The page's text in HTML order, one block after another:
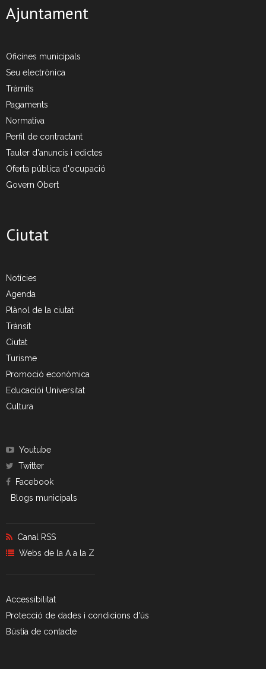
Ajuntament
Oficines municipals
Seu electrònica
Tràmits
Pagaments
Normativa
Perfil de contractant
Tauler d'anuncis i edictes
Oferta pública d'ocupació
Govern Obert
Ciutat
Notícies
Agenda
Plànol de la ciutat
Trànsit
Ciutat
Turisme
Promoció econòmica
Educaciói Universitat
Cultura
Youtube
Twitter
Facebook
Blogs municipals
Canal RSS
Webs de la A a la Z
Accessibilitat
Protecció de dades i condicions d'ús
Bústia de contacte